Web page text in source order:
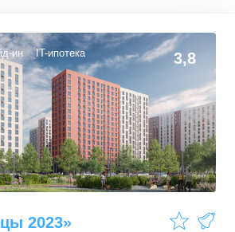
ин IT-ипотека 3,8
2023»